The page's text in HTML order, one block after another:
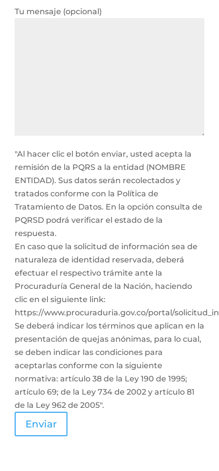
Tu mensaje (opcional)
"Al hacer clic el botón enviar, usted acepta la
remisión de la PQRS a la entidad (NOMBRE
ENTIDAD). Sus datos serán recolectados y
tratados conforme con la Política de
Tratamiento de Datos. En la opción consulta de
PQRSD podrá verificar el estado de la
respuesta.
En caso que la solicitud de información sea de
naturaleza de identidad reservada, deberá
efectuar el respectivo trámite ante la
Procuraduría General de la Nación, haciendo
clic en el siguiente link:
https://www.procuraduria.gov.co/portal/
Se deberá indicar los términos que aplican en la
presentación de quejas anónimas, para lo cual,
se deben indicar las condiciones para
aceptarlas conforme con la siguiente
normativa: artículo 38 de la Ley 190 de 1995;
artículo 69; de la Ley 734 de 2002 y artículo 81
de la Ley 962 de 2005".
Enviar